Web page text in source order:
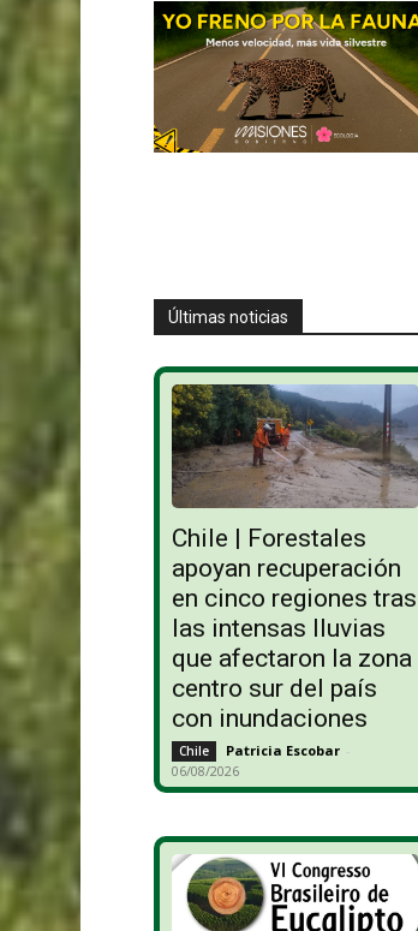
Últimas noticias
Chile | Forestales
apoyan recuperación
en cinco regiones tras
las intensas lluvias
que afectaron la zona
centro sur del país
con inundaciones
Chile Patricia Escobar -
06/08/2026